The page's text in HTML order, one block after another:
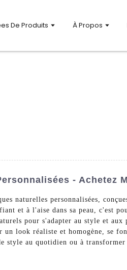
De Produits À Propos
- Achetez
naturelles personnalisées,
et à l'aise dans sa peau, c'est
pour s'adapter au style et
un look réaliste et homogène, se
style au quotidien ou à